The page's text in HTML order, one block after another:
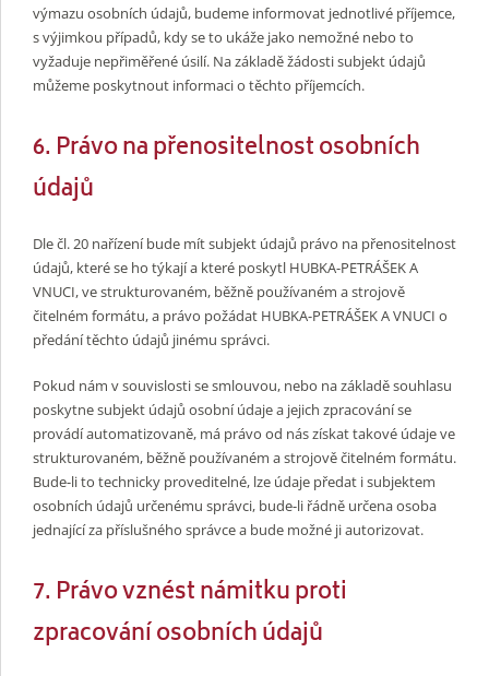
výmazu osobních údajů, budeme informovat jednotlivé příjemce,
s výjimkou případů, kdy se to ukáže jako nemožné nebo to
vyžaduje nepřiměřené úsilí. Na základě žádosti subjekt údajů
můžeme poskytnout informaci o těchto příjemcích.
6. Právo na přenositelnost osobních
údajů
Dle čl. 20 nařízení bude mít subjekt údajů právo na přenositelnost
údajů, které se ho týkají a které poskytl HUBKA-PETRÁŠEK A
VNUCI, ve strukturovaném, běžně používaném a strojově
čitelném formátu, a právo požádat HUBKA-PETRÁŠEK A VNUCI o
předání těchto údajů jinému správci.
Pokud nám v souvislosti se smlouvou, nebo na základě souhlasu
poskytne subjekt údajů osobní údaje a jejich zpracování se
provádí automatizovaně, má právo od nás získat takové údaje ve
strukturovaném, běžně používaném a strojově čitelném formátu.
Bude-li to technicky proveditelné, lze údaje předat i subjektem
osobních údajů určenému správci, bude-li řádně určena osoba
jednající za příslušného správce a bude možné ji autorizovat.
7. Právo vznést námitku proti
zpracování osobních údajů